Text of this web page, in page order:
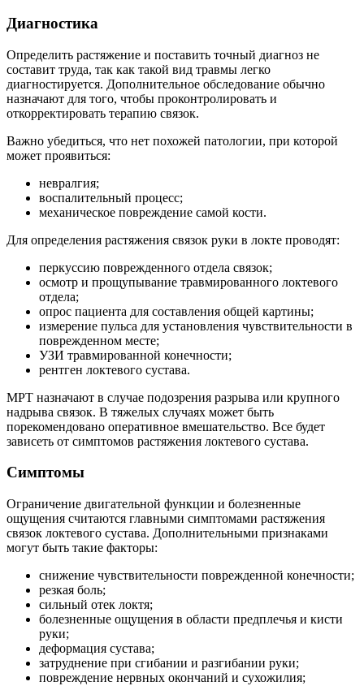
Диагностика
Определить растяжение и поставить точный диагноз не
составит труда, так как такой вид травмы легко
диагностируется. Дополнительное обследование обычно
назначают для того, чтобы проконтролировать и
откорректировать терапию связок.
Важно убедиться, что нет похожей патологии, при которой
может проявиться:
невралгия;
воспалительный процесс;
механическое повреждение самой кости.
Для определения растяжения связок руки в локте проводят:
перкуссию поврежденного отдела связок;
осмотр и прощупывание травмированного локтевого
отдела;
опрос пациента для составления общей картины;
измерение пульса для установления чувствительности в
поврежденном месте;
УЗИ травмированной конечности;
рентген локтевого сустава.
МРТ назначают в случае подозрения разрыва или крупного
надрыва связок. В тяжелых случаях может быть
порекомендовано оперативное вмешательство. Все будет
зависеть от симптомов растяжения локтевого сустава.
Симптомы
Ограничение двигательной функции и болезненные
ощущения считаются главными симптомами растяжения
связок локтевого сустава. Дополнительными признаками
могут быть такие факторы:
снижение чувствительности поврежденной конечности;
резкая боль;
сильный отек локтя;
болезненные ощущения в области предплечья и кисти
руки;
деформация сустава;
затруднение при сгибании и разгибании руки;
повреждение нервных окончаний и сухожилия;